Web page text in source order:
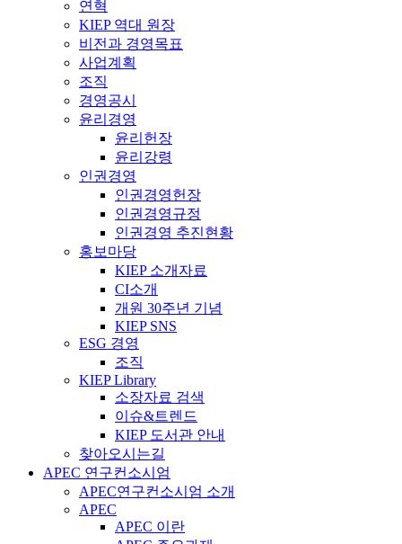
연혁
KIEP 역대 원장
비전과 경영목표
사업계획
조직
경영공시
윤리경영
윤리헌장
윤리강령
인권경영
인권경영헌장
인권경영규정
인권경영 추진현황
홍보마당
KIEP 소개자료
CI소개
개원 30주년 기념
KIEP SNS
ESG 경영
조직
KIEP Library
소장자료 검색
이슈&트렌드
KIEP 도서관 안내
찾아오시는길
APEC 연구컨소시엄
APEC연구컨소시엄 소개
APEC
APEC 이란